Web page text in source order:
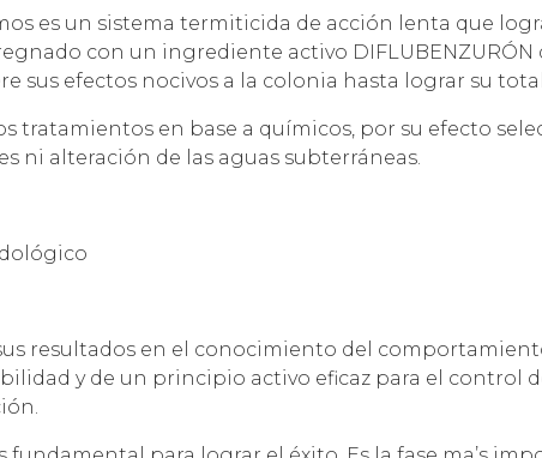
es un sistema termiticida de acción lenta que
con un ingrediente activo
sus efectos nocivos a la colonia hasta lograr su
tratamientos en base a químicos, por su efecto
ni alteración de las aguas subterráneas.
resultados en el conocimiento del
y de un principio activo eficaz para el control